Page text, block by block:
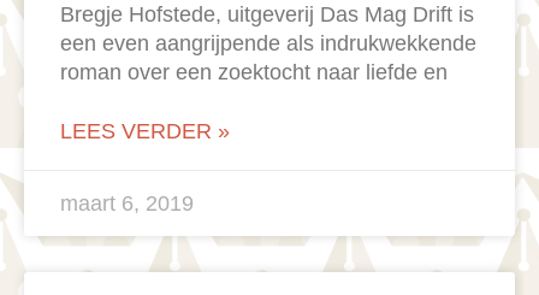
Bregje Hofstede, uitgeverij Das Mag Drift is
een even aangrijpende als indrukwekkende
roman over een zoektocht naar liefde en
LEES VERDER »
maart 6, 2019